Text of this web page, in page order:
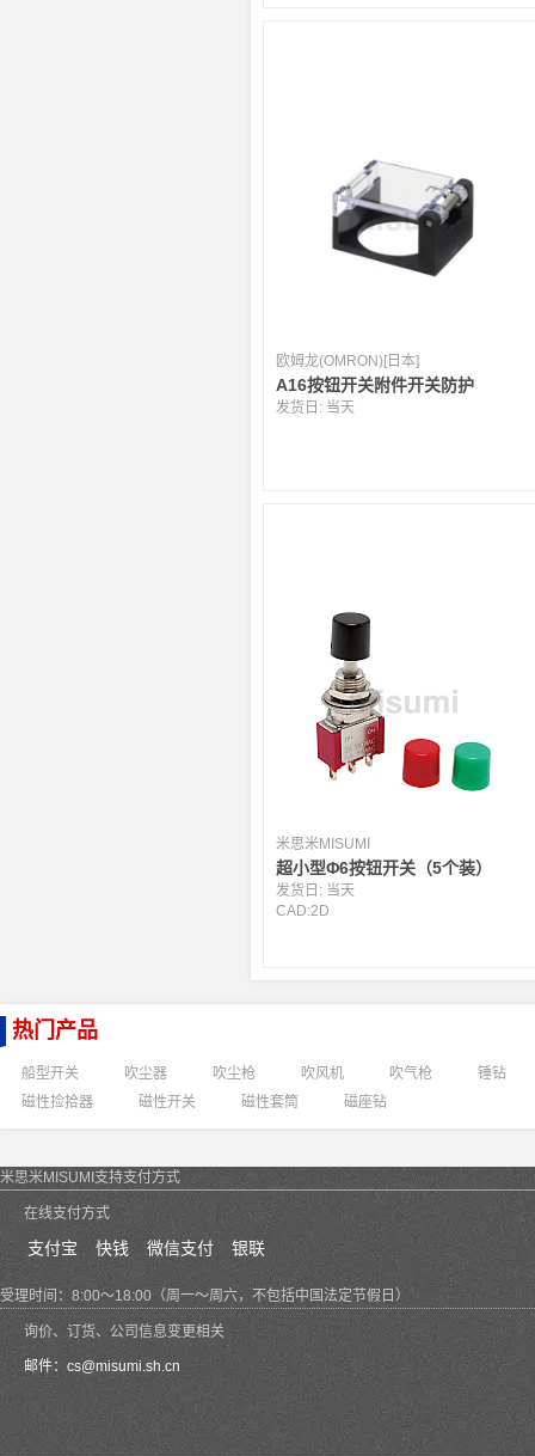
欧姆龙(OMRON)[日本]
A16按钮开关附件开关防护
发货日: 当天
米思米MISUMI
超小型Φ6按钮开关（5个装）
发货日: 当天
CAD:2D
热门产品
船型开关 吹尘器 吹尘枪 吹风机 吹气枪
锤钻
磁性捡拾器
磁性开关 磁性套筒 磁座钻
米思米MISUMI支持支付方式
在线支付方式
支付宝 快钱 微信支付 银联
受理时间：8:00～18:00（周一～周六，不包括中国法定节假日）
询价、订货、公司信息变更相关
邮件： cs@misumi.sh.cn